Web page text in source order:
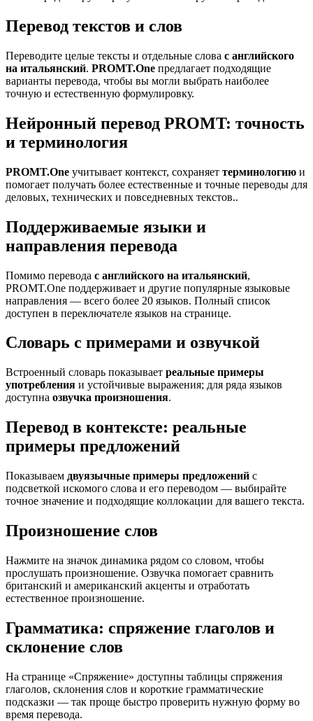
Перевод текстов и слов
Переводите целые тексты и отдельные слова с английского
на итальянский. PROMT.One предлагает подходящие
варианты перевода, чтобы вы могли выбрать наиболее
точную и естественную формулировку.
Нейронный перевод PROMT: точность
и терминология
PROMT.One учитывает контекст, сохраняет терминологию и
помогает получать более естественные и точные переводы для
деловых, технических и повседневных текстов..
Поддерживаемые языки и
направления перевода
Помимо перевода с английского на итальянский,
PROMT.One поддерживает и другие популярные языковые
направления — всего более 20 языков. Полный список
доступен в переключателе языков на странице.
Словарь с примерами и озвучкой
Встроенный словарь показывает реальные примеры
употребления и устойчивые выражения; для ряда языков
доступна озвучка произношения.
Перевод в контексте: реальные
примеры предложений
Показываем двуязычные примеры предложений с
подсветкой искомого слова и его переводом — выбирайте
точное значение и подходящие коллокации для вашего текста.
Произношение слов
Нажмите на значок динамика рядом со словом, чтобы
прослушать произношение. Озвучка помогает сравнить
британский и американский акценты и отработать
естественное произношение.
Грамматика: спряжение глаголов и
склонение слов
На странице «Спряжение» доступны таблицы спряжения
глаголов, склонения слов и короткие грамматические
подсказки — так проще быстро проверить нужную форму во
время перевода.